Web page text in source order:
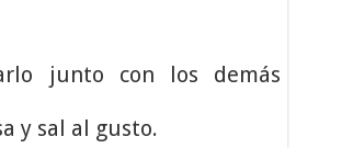
junto con los demás
y sal al gusto.